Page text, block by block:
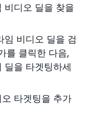
비디오 딜을 찾을
임 비디오 딜을 검
를 클릭한 다음,
딜을 타겟팅하세
타겟팅을 추가